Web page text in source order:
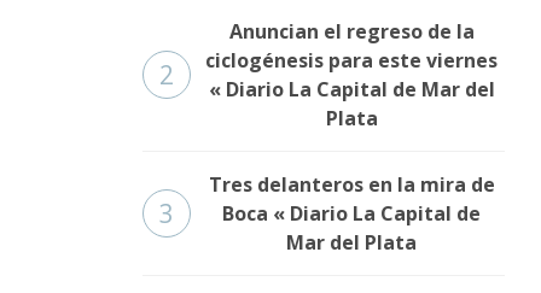
2
Anuncian el regreso de la
ciclogénesis para este viernes
« Diario La Capital de Mar del
Plata
3
Tres delanteros en la mira de
Boca « Diario La Capital de
Mar del Plata